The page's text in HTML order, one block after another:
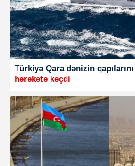
Türkiyə Qara dənizin qapılarını
hərəkətə keçdi